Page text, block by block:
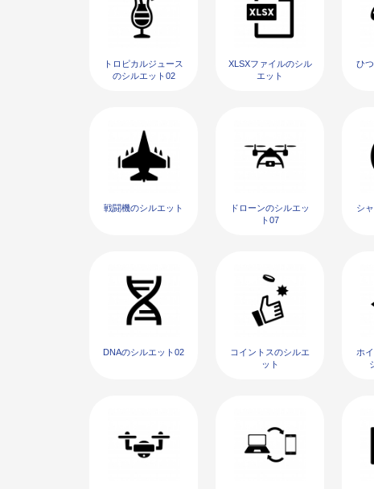
トロピカルジュース
のシルエット02
XLSXファイルのシル
エット
ひ
戦闘機のシルエット
ドローンのシルエッ
ト07
シ
DNAのシルエット02
コイントスのシルエ
ット
ホ